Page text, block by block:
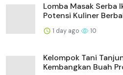
Lomba Masak Serba
Potensi Kuliner
1 day ago 10
Kelompok Tani
Kembangkan Buah